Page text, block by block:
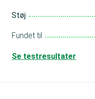
Støj
Fundet til
Se testresultater